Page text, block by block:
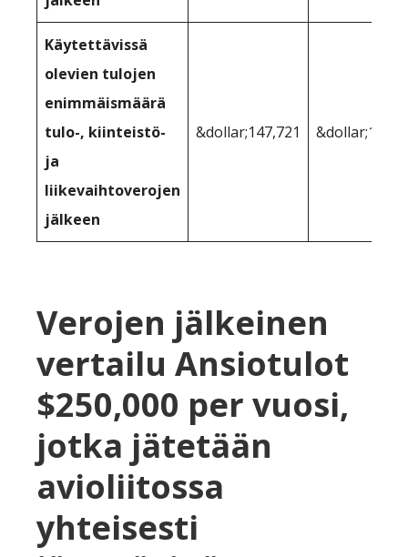
Käytettävissä
olevien tulojen
enimmäismäärä
tulo-, kiinteistö-
ja
liikevaihtoverojen
jälkeen
&dollar;147,721
Verojen jälkeinen
vertailu Ansiotulot
$250,000 per vuosi,
jotka jätetään
avioliitossa
yhteisesti